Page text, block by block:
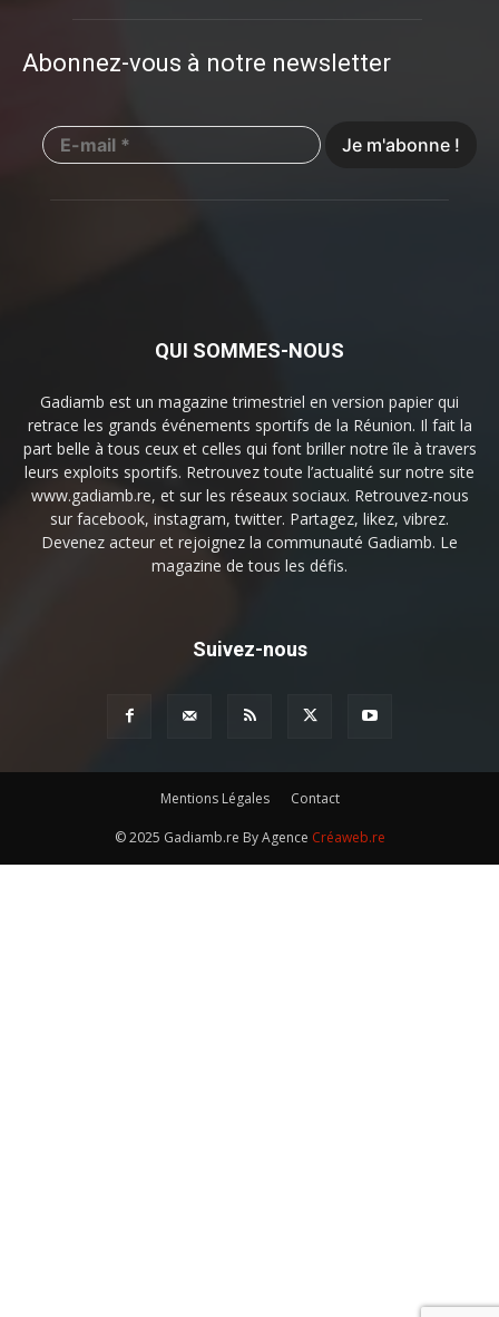
Abonnez-vous à notre newsletter
QUI SOMMES-NOUS
Gadiamb est un magazine trimestriel en version papier qui
retrace les grands événements sportifs de la Réunion. Il fait la
part belle à tous ceux et celles qui font briller notre île à travers
leurs exploits sportifs. Retrouvez toute l’actualité sur notre site
www.gadiamb.re, et sur les réseaux sociaux. Retrouvez-nous
sur facebook, instagram, twitter. Partagez, likez, vibrez.
Devenez acteur et rejoignez la communauté Gadiamb. Le
magazine de tous les défis.
Suivez-nous
Mentions Légales Contact
© 2025 Gadiamb.re By Agence Créaweb.re